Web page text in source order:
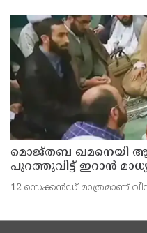
മൊജ്തബ ഖമനെയി
പുറത്തുവിട്ട് ഇറാന്‍
12 സെക്കന്‍ഡ് മാത്രമാണ്